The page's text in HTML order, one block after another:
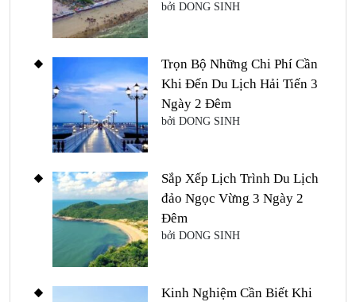
bởi DONG SINH
Trọn Bộ Những Chi Phí Cần
Khi Đến Du Lịch Hải Tiến 3
Ngày 2 Đêm
bởi DONG SINH
Sắp Xếp Lịch Trình Du Lịch
đảo Ngọc Vừng 3 Ngày 2
Đêm
bởi DONG SINH
Kinh Nghiệm Cần Biết Khi